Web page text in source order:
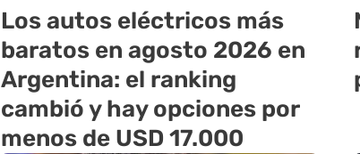
Los autos eléctricos más
baratos en agosto 2026 en
Argentina: el ranking
cambió y hay opciones por
menos de USD 17.000